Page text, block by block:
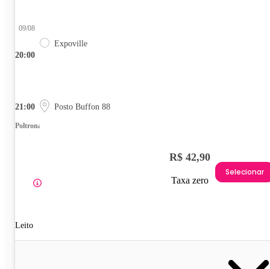
20:00
09/08
Expoville
21:00 Posto Buffon 88
Poltrona
Leito
R$ 42,90
Taxa zero
Selecionar